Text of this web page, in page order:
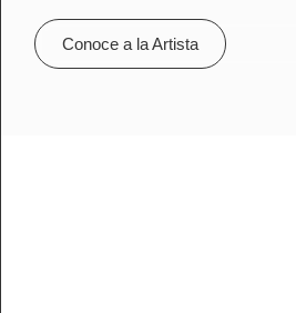
Conoce a la Artista